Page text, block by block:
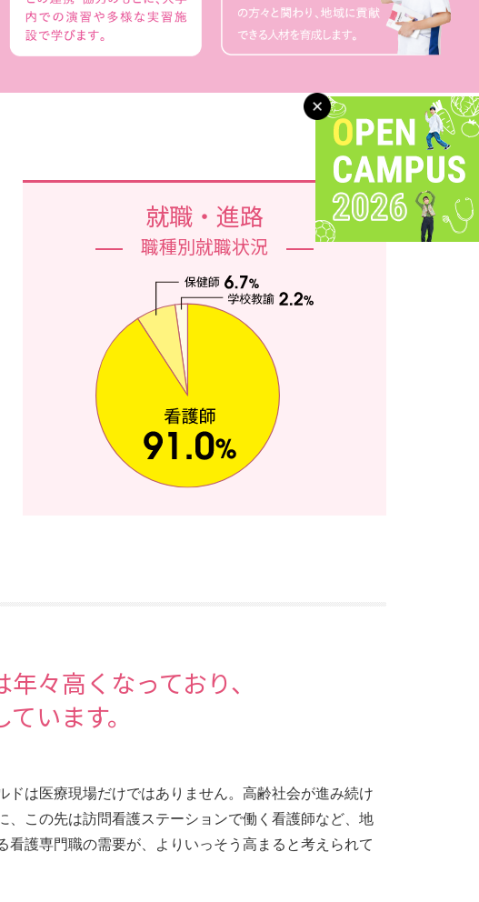
就職・進路
職種別就職状況
々高くなっており、
います。
ドは医療現場だけではありません。高齢社会が進み続け
、この先は訪問看護ステーションで働く看護師など、地
看護専門職の需要が、よりいっそう高まると考えられて